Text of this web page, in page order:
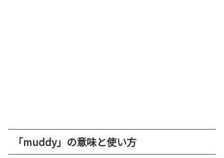
「muddy」の意味と使い方